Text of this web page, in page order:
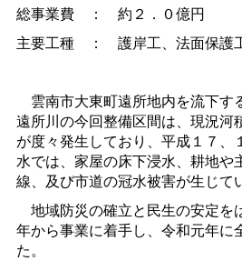
総事業費： 約２．０億円
主要工種： 護岸工、法面保護
雲南市大東町遠所地内を流下す
遠所川の今回整備区間は、現況河
が度々発生しており、平成１７、
水では、家屋の床下浸水、耕地や
線、及び市道の冠水被害が生じて
地域防災の確立と民生の安定を
年から事業に着手し、令和元年に
た。